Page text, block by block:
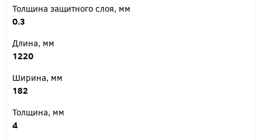
Толщина защитного слоя, мм
0.3
Длина, мм
1220
Ширина, мм
182
Толщина, мм
4